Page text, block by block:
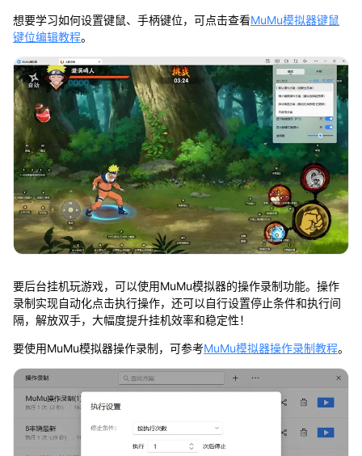
想要学习如何设置键鼠、手柄键位，可点击查看MuMu模拟器键鼠
键位编辑教程。
要后台挂机玩游戏，可以使用MuMu模拟器的操作录制功能。操作
录制实现自动化点击执行操作，还可以自行设置停止条件和执行间
隔，解放双手，大幅度提升挂机效率和稳定性！
要使用MuMu模拟器操作录制，可参考MuMu模拟器操作录制教程。